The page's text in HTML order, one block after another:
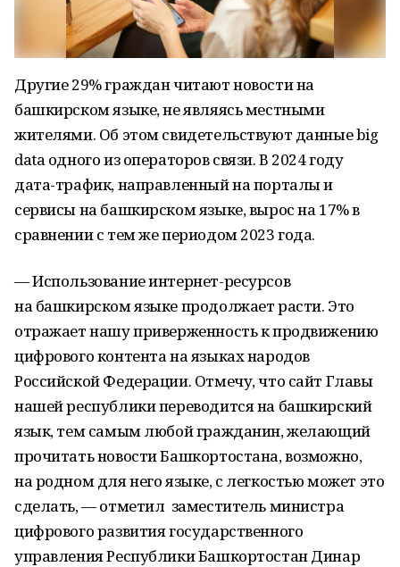
Другие 29% граждан читают новости на
башкирском языке, не являясь местными
жителями. Об этом свидетельствуют данные big
data одного из операторов связи. В 2024 году
дата-трафик, направленный на порталы и
сервисы на башкирском языке, вырос на 17% в
сравнении с тем же периодом 2023 года.
— Использование интернет-ресурсов
на башкирском языке продолжает расти. Это
отражает нашу приверженность к продвижению
цифрового контента на языках народов
Российской Федерации. Отмечу, что сайт Главы
нашей республики переводится на башкирский
язык, тем самым любой гражданин, желающий
прочитать новости Башкортостана, возможно,
на родном для него языке, с легкостью может это
сделать, — отметил заместитель министра
цифрового развития государственного
управления Республики Башкортостан Динар